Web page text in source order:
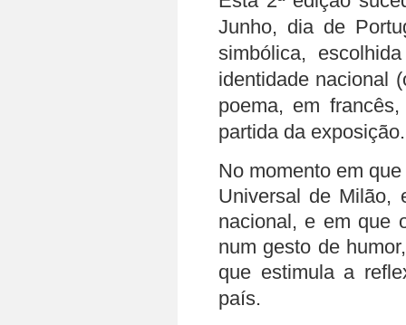
Junho, dia de
simbólica,
identidade nacional
poema, em
partida da exposição.
No momento em
Universal de Milão,
nacional, e em que
num gesto de
que estimula a
país.